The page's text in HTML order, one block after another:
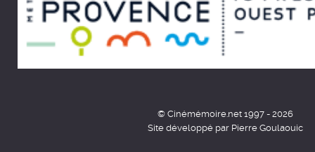
© Cinémémoire.net 1997 - 2026
Site développé par Pierre Goulaouic